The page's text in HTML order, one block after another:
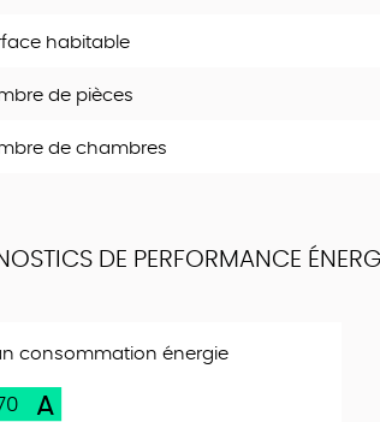
habitable
de pièces
de chambres
DE PERFORMANCE
consommation énergie
A